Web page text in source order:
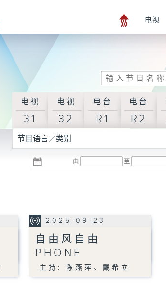
电视
电视
31
电视
32
电台
R1
电台
R2
节目语言／类别
由 至
2025-09-23
自由风自由
PHONE
主持: 陈燕萍、戴希立